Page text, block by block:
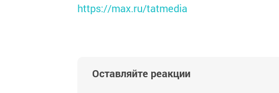
https://max.ru/tatmedia
Оставляйте реакции